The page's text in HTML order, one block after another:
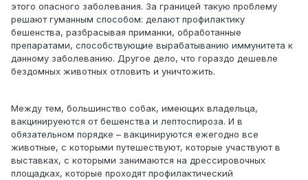
этого опасного заболевания. За границей такую проблему
решают гуманным способом: делают профилактику
бешенства, разбрасывая приманки, обработанные
препаратами, способствующие вырабатыванию иммунитета к
данному заболеванию. Другое дело, что гораздо дешевле
бездомных животных отловить и уничтожить.
Между тем, большинство собак, имеющих владельца,
вакцинируеются от бешенства и лептоспироза. И в
обязательном порядке – вакцинируются ежегодно все
животные, с которыми путешествуют, которые участвуют в
выставках, с которыми занимаются на дрессировочных
площадках, которые проходят профилактический